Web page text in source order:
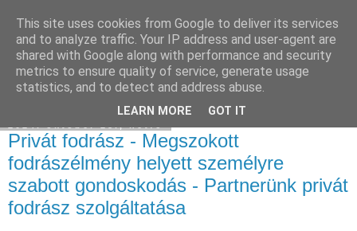
Hulladékgyűjtés
Privát fodrász - Megszokott
fodrászélmény helyett személyre
szabott gondoskodás - Partnerünk privát
fodrász szolgáltatása
This site uses cookies from Google to deliver its services
and to analyze traffic. Your IP address and user-agent are
shared with Google along with performance and security
metrics to ensure quality of service, generate usage
statistics, and to detect and address abuse.
LEARN MORE GOT IT